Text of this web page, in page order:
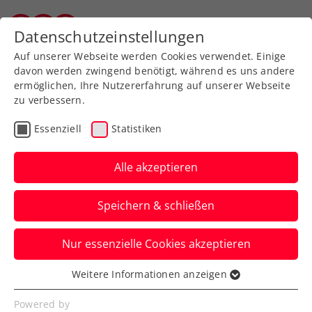
AllgemeineKlasse
Jugend
SeniorInnen
Meisterschaft wählen
Wiener Mannschaftsmeisterschaft 2024 / Herren 65
Datenschutzeinstellungen
Auf unserer Webseite werden Cookies verwendet. Einige
davon werden zwingend benötigt, während es uns andere
ermöglichen, Ihre Nutzererfahrung auf unserer Webseite
zu verbessern.
Essenziell Statistiken
Alle akzeptieren
Speichern & schließen
Nur essenzielle Cookies akzeptieren
Essenziell
Essenzielle Cookies werden für grundlegende
Weitere Informationen anzeigen
Powered by